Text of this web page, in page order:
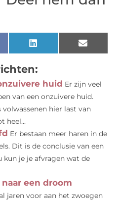
LinkedIn Email
huid Er zijn veel
van een onzuivere huid.
volwassenen hier last van
heel...
Er bestaan meer haren in de
Dit is de conclusie van een
kun je je afvragen wat de
een droom
jaren voor aan het zwoegen